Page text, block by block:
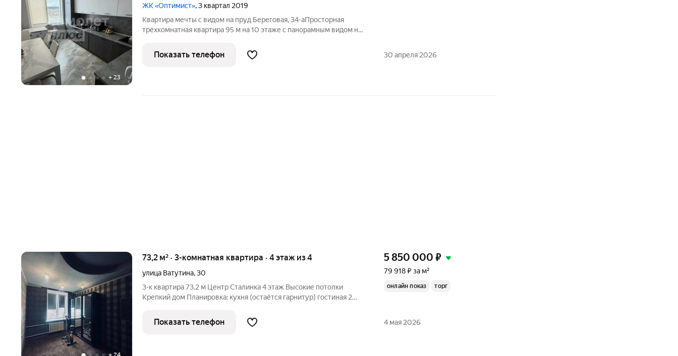
+23
ЖК «Оптимист», 3 квартал 2019
Квартира мечты с видом на пруд Береговая, 34-аПросторная
трёхкомнатная квартира 95 м на 10 этаже с панорамным видом на
жильё, а стильное пространство для жизни, где каждая деталь
продумана
Показать телефон 30 апреля 2026
73,2 м² · 3-комнатная квартира · 4 этаж из 4
улица Ватутина,30
3-к квартира 73,2 м Центр Сталинка 4 этаж Высокие потолки
Крепкий дом Планировка: кухня (остаётся гарнитур) гостиная 2
5 850 000 ₽
79 918 ₽ за м²
онлайн показ торг
Показать телефон 4 мая 2026